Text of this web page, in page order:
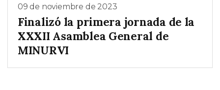
09 de noviembre de 2023
Finalizó la primera jornada de la
XXXII Asamblea General de
MINURVI